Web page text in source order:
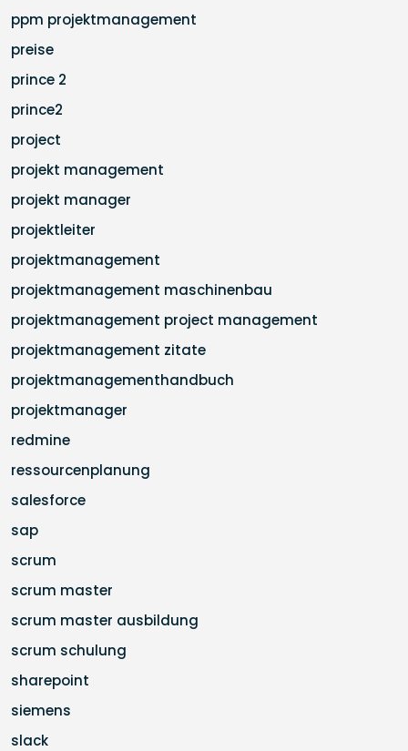
ppm projektmanagement
preise
prince 2
prince2
project
projekt management
projekt manager
projektleiter
projektmanagement
projektmanagement maschinenbau
projektmanagement project management
projektmanagement zitate
projektmanagementhandbuch
projektmanager
redmine
ressourcenplanung
salesforce
sap
scrum
scrum master
scrum master ausbildung
scrum schulung
sharepoint
siemens
slack